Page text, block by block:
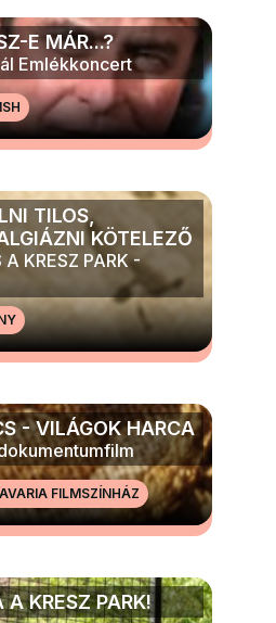
E MÁR...?
Emlékkoncert
TÖBB ZENE
TILOS,
KÖTELEZŐ
A KRESZ PARK -
TÁNC, KIÁLLÍTÁS
- VILÁGOK HARCA
FILMSZÍNHÁZ
FILM ÉS MOZI
A KRESZ PARK!